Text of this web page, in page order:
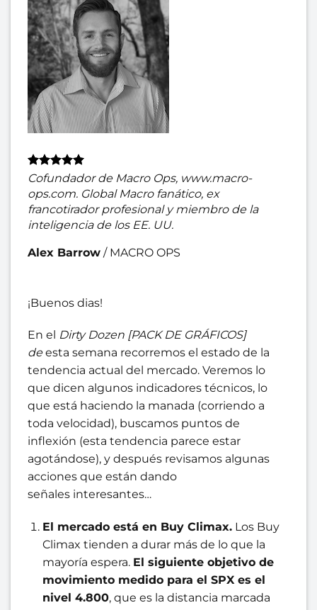
Cofundador de Macro Ops, www.macro-
ops.com. Global Macro fanático, ex
francotirador profesional y miembro de la
inteligencia de los EE. UU.
Alex Barrow / MACRO OPS
¡Buenos dias!
En el Dirty Dozen [PACK DE GRÁFICOS]
deesta semana recorremos el estado de la
tendencia actual del mercado. Veremos lo
que dicen algunos indicadores técnicos, lo
que está haciendo la manada (corriendo a
toda velocidad), buscamos puntos de
inflexión (esta tendencia parece estar
agotándose), y después revisamos algunas
acciones que están dando
señales interesantes…
El mercado está en Buy Climax.Los Buy
Climax tienden a durar más de lo que la
mayoría espera. El siguiente objetivo de
movimiento medido para el SPX es el
nivel 4.800, que es la distancia marcada